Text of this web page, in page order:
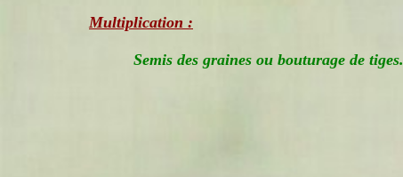
Multiplication :
Semis des graines ou bouturage de tiges.